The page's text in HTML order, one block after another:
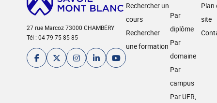
27 rue Marcoz 73000 CHAMBÉRY
Tél : 04 79 75 85 85
Rechercher un
cours
Rechercher
une formation
Par
diplôme
Par
domaine
Par
campus
Par UFR,
Plan
site